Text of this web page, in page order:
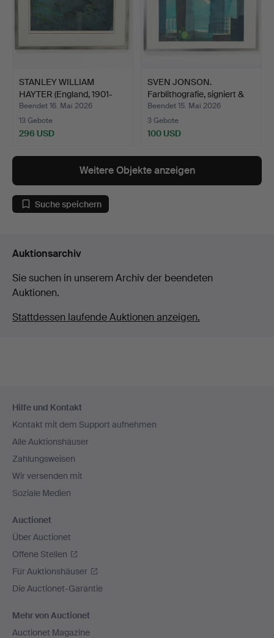
STANLEY WILLIAM
HAYTER (England, 1901-
1988…
Beendet 16. Mai 2026
13 Gebote
296 USD
SVEN JONSON.
Farblithografie, signiert &
n…
Beendet 15. Mai 2026
3 Gebote
100 USD
Weitere Objekte anzeigen
Suche speichern
Auktionsarchiv
Sie suchen in unserem Archiv der beendeten
Auktionen.
Stattdessen laufende Auktionen anzeigen.
Navigation
Hilfe und Kontakt
Kontakt mit dem Support aufnehmen
Alle Auktionshäuser
Zahlungsweisen
Wir versenden mit
Soziale Medien
Auctionet
Über Auctionet
Offene Stellen
Für Auktionshäuser
Die Auctionet-Garantie
Mehr von Auctionet
Auctionet Magazine